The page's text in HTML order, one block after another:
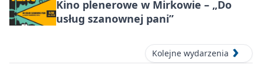
Kino plenerowe w Mirkowie – „Do
usług szanownej pani”
Kolejne wydarzenia